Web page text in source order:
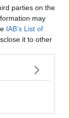
parties on the
may
IAB’s List of
it to other